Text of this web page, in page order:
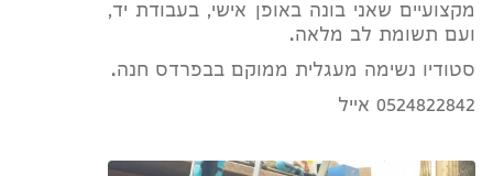
מקצועיים שאני בונה באופן אישי, בעבודת יד,
ועם תשומת לב מלאה.
סטודיו נשימה מעגלית ממוקם בבפרדס חנה.
0524822842 אייל